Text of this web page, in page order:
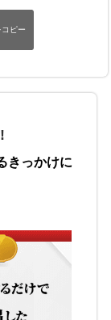
きっかけに